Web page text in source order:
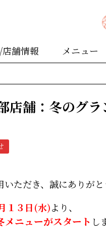
舗情報 メニュー
店舗：冬のグ
ただき、誠にありがと
１３日(水)より、
メニューがスタート し